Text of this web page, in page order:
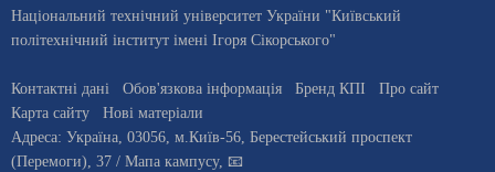
Національний технічний університет України "Київський
політехнічний інститут імені Ігоря Сікорського"
Контактні дані Обов'язкова інформація Бренд КПІ
Про сайт
Карта сайту
Нові матеріали
Адреса: Україна, 03056, м.Київ-56, Берестейський проспект
(Перемоги), 37 / Мапа кампусу, 📧